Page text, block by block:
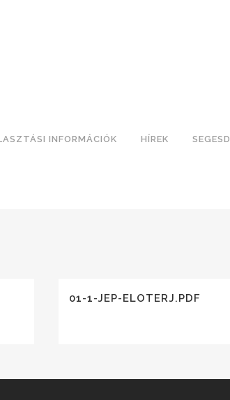
INFORMÁCIÓK HÍREK SEGESD
01-1-JEP-ELOTERJ.PDF